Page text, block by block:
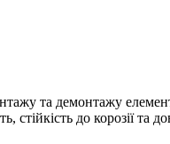
та демонтажу
до корозії та